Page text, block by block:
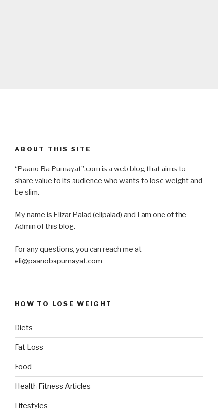
ABOUT THIS SITE
“Paano Ba Pumayat”.com is a web blog that aims to
share value to its audience who wants to lose weight and
be slim.
My name is Elizar Palad (elipalad) and I am one of the
Admin of this blog.
For any questions, you can reach me at
eli@paanobapumayat.com
HOW TO LOSE WEIGHT
Diets
Fat Loss
Food
Health Fitness Articles
Lifestyles